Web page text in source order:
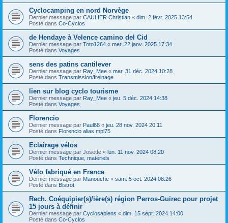
Cyclocamping en nord Norvège
Dernier message par CAULIER Christian « dim. 2 févr. 2025 13:54
Posté dans Co-Cyclos
de Hendaye à Velence camino del Cid
Dernier message par Toto1264 « mer. 22 janv. 2025 17:34
Posté dans Voyages
sens des patins cantilever
Dernier message par Ray_Mee « mar. 31 déc. 2024 10:28
Posté dans Transmission/freinage
lien sur blog cyclo tourisme
Dernier message par Ray_Mee « jeu. 5 déc. 2024 14:38
Posté dans Voyages
Florencio
Dernier message par Paul68 « jeu. 28 nov. 2024 20:11
Posté dans Florencio alias mpl75
Eclairage vélos
Dernier message par Josette « lun. 11 nov. 2024 08:20
Posté dans Technique, matériels
Vélo fabriqué en France
Dernier message par Manouche « sam. 5 oct. 2024 08:26
Posté dans Bistrot
Rech. Coéquipier(s)/ière(s) région Perros-Guirec pour projet
15 jours à définir
Dernier message par Cyclosapiens « dim. 15 sept. 2024 14:00
Posté dans Co-Cyclos